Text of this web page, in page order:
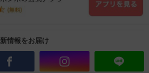
情報をお届け